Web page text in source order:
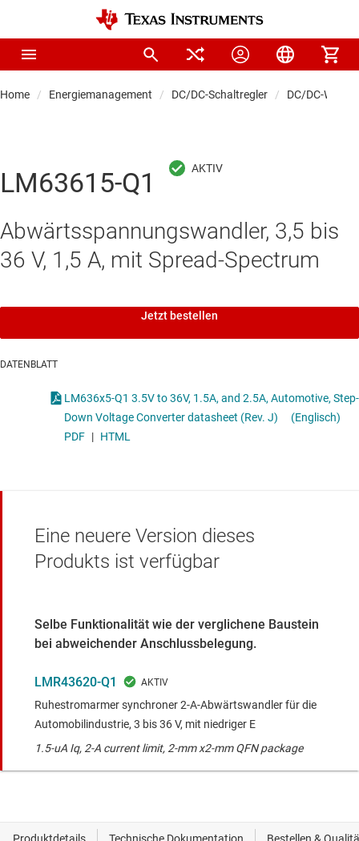
Home Energiemanagement DC/DC-Schaltregler DC/DC-
LM63615-Q1
Abwärtsspannungswandler, 3,5 bis
36 V, 1,5 A, mit Spread-Spectrum
Jetzt bestellen
DATENBLATT
LM636x5-Q1 3.5V to 36V, 1.5A, and 2.5A, Automotive, Step-
Down Voltage Converter datasheet (Rev. J)
(Englisch)
PDF | HTML
Eine neuere Version dieses
Produkts ist verfügbar
Selbe Funktionalität wie der verglichene Baustein
bei abweichender Anschlussbelegung.
LMR43620-Q1
Ruhestromarmer synchroner 2-A-Abwärtswandler für die
Automobilindustrie, 3 bis 36 V, mit niedriger E
1.5-uA Iq, 2-A current limit, 2-mm x2-mm QFN package